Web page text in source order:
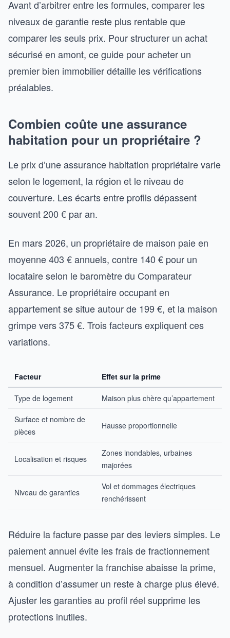
Avant d’arbitrer entre les formules, comparer les
niveaux de garantie reste plus rentable que
comparer les seuls prix. Pour structurer un achat
sécurisé en amont, ce guide pour acheter un
premier bien immobilier détaille les vérifications
préalables.
Combien coûte une assurance
habitation pour un propriétaire ?
Le prix d’une assurance habitation propriétaire varie
selon le logement, la région et le niveau de
couverture. Les écarts entre profils dépassent
souvent 200 € par an.
En mars 2026, un propriétaire de maison paie en
moyenne 403 € annuels, contre 140 € pour un
locataire selon le baromètre du Comparateur
Assurance. Le propriétaire occupant en
appartement se situe autour de 199 €, et la maison
grimpe vers 375 €. Trois facteurs expliquent ces
variations.
Facteur Effet sur la prime
Type de logement Maison plus chère qu’appartement
Surface et nombre de
pièces
Hausse proportionnelle
Localisation et risques
Zones inondables, urbaines
majorées
Niveau de garanties
Vol et dommages électriques
renchérissent
Réduire la facture passe par des leviers simples. Le
paiement annuel évite les frais de fractionnement
mensuel. Augmenter la franchise abaisse la prime,
à condition d’assumer un reste à charge plus élevé.
Ajuster les garanties au profil réel supprime les
protections inutiles.